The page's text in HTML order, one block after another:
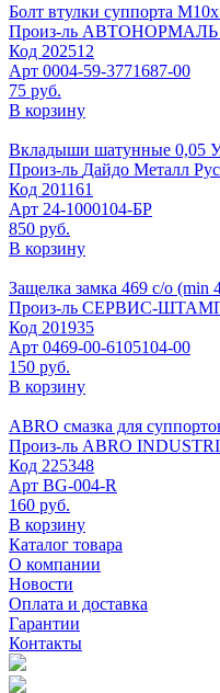
Болт втулки суппорта
Произ-ль АВТОНОРМАЛЬ
Код 202512
Арт 0004-59-3771687-00
75 руб.
В корзину
Вкладыши шатунные 0,05
Произ-ль Дайдо Металл
Код 201161
Арт 24-1000104-БР
850 руб.
В корзину
Защелка замка 469 с/о (min
Произ-ль СЕРВИС-ШТАМП
Код 201935
Арт 0469-00-6105104-00
150 руб.
В корзину
ABRO смазка для
Произ-ль ABRO
Код 225348
Арт BG-004-R
160 руб.
В корзину
Каталог товара
О компании
Новости
Оплата и доставка
Гарантии
Контакты